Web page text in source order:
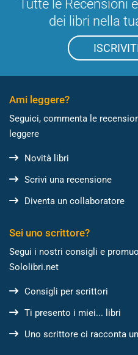
Tutte le Recensioni
dei libri nella
Ami leggere?
Seguici, commenta le
leggere
Novità libri
Scrivi una recensione
Diventa un collaboratore
Sei uno scrittore?
Segui i nostri consigli e
Sololibri.net
Consigli per scrittori
Ti presento i miei... libri
Uno scrittore ci racconta